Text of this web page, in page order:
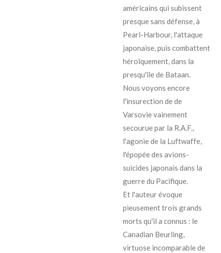
américains qui subissent
presque sans défense, à
Pearl-Harbour, l'attaque
japonaise, puis combattent
héroïquement, dans la
presqu'île de Bataan.
Nous voyons encore
l'insurection de de
Varsovie vainement
secourue par la R.A.F.,
l'agonie de la Luftwaffe,
l'épopée des avions-
suicides japonais dans la
guerre du Pacifique.
Et l'auteur évoque
pieusement trois grands
morts qu'il a connus : le
Canadian Beurling,
virtuose incomparable de